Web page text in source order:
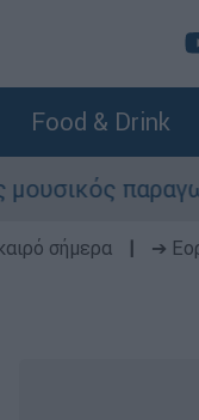
Food & Drink
παραγωγός,
σήμερα
➔